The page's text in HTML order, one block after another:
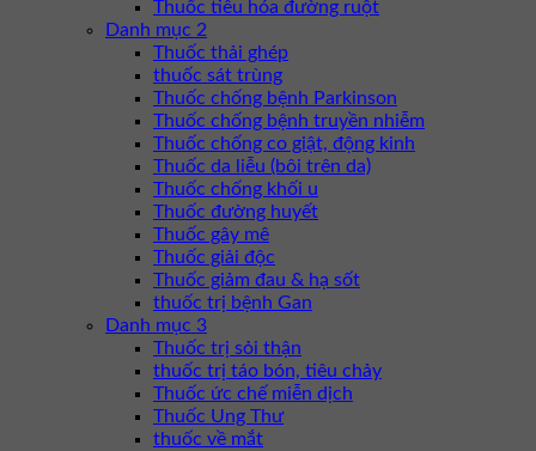
Thuốc tiêu hóa đường ruột
Danh mục 2
Thuốc thải ghép
thuốc sát trùng
Thuốc chống bệnh Parkinson
Thuốc chống bệnh truyền nhiễm
Thuốc chống co giật, động kinh
Thuốc da liễu (bôi trên da)
Thuốc chống khối u
Thuốc đường huyết
Thuốc gây mê
Thuốc giải độc
Thuốc giảm đau & hạ sốt
thuốc trị bệnh Gan
Danh mục 3
Thuốc trị sỏi thận
thuốc trị táo bón, tiêu chảy
Thuốc ức chế miễn dịch
Thuốc Ung Thư
thuốc về mắt